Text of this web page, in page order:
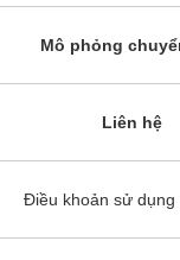
Mô phỏng
Liên hệ
Điều khoản sử dụng